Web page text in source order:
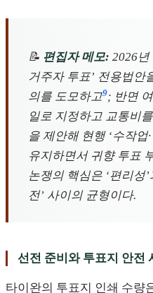
📝 편집자 메모: 2026년
거주자 투표’ 전용법안
의를 도모하고9; 반면
일로 지정하고 교통비
을 제안해 현행 ‘수작업
유지하면서 귀향 투표
논쟁의 핵심은 ‘편리성
전’ 사이의 균형이다.
선전 준비와 투표지 안전
타이완의 투표지 인쇄 수량